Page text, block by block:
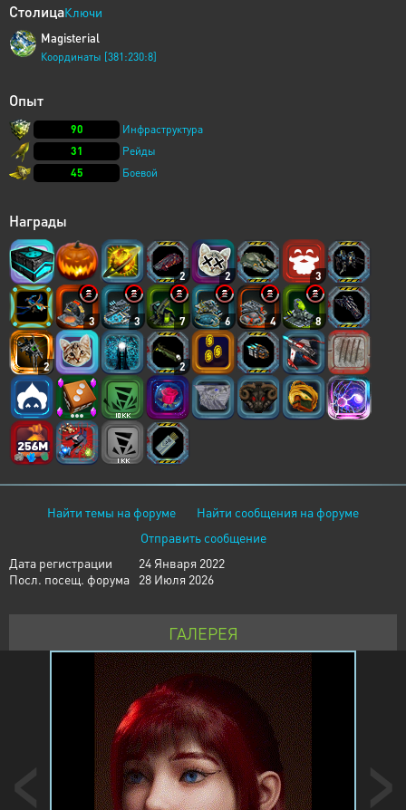
СтолицаКлючи
Magisterial
Координаты [381:230:8]
Опыт
90
Инфраструктура
31
Рейды
45
Боевой
Награды
2 2 3
3 3 7 6 4 8
2 2
Найти темы на форуме
Найти сообщения на форуме
Отправить сообщение
Дата регистрации
24 Января 2022
Посл. посещ. форума
28 Июля 2026
ГАЛЕРЕЯ